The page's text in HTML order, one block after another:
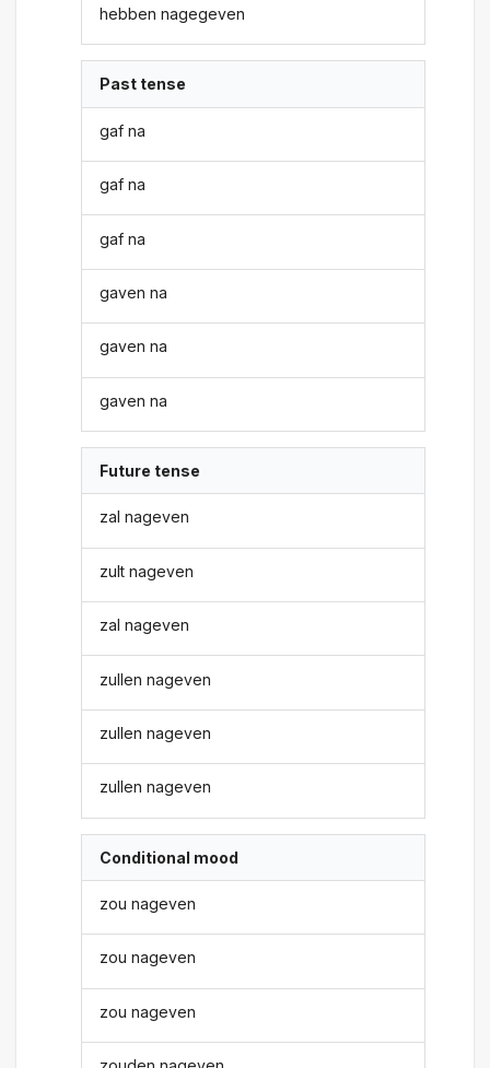
hebben nagegeven
Past tense
gaf na
gaf na
gaf na
gaven na
gaven na
gaven na
Future tense
zal nageven
zult nageven
zal nageven
zullen nageven
zullen nageven
zullen nageven
Conditional mood
zou nageven
zou nageven
zou nageven